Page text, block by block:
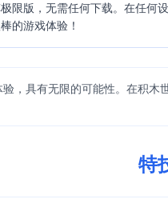
限版，无需任何下载。在任何
的游戏体验！
，具有无限的可能性。在积
特